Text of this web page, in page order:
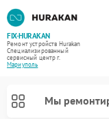
FIX-HURAKAN
Ремонт устройств Hurakan
Специализированный
cервисный центр г.
Мариуполь
Мы